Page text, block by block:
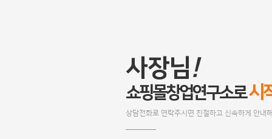
사장님!
쇼핑몰창업연구소로시
상담전화로 연락주시면 친절하고 신속하게 안내